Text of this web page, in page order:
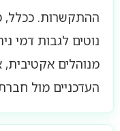
ההתקשרות. ככלל,
נוטים לגבות דמי
מנוהלים
העדכניים מול